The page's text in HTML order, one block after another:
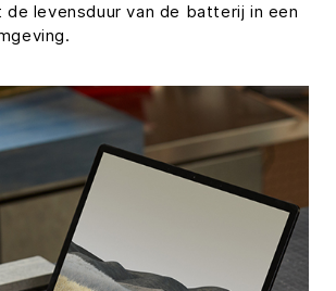
de levensduur van de batterij in een